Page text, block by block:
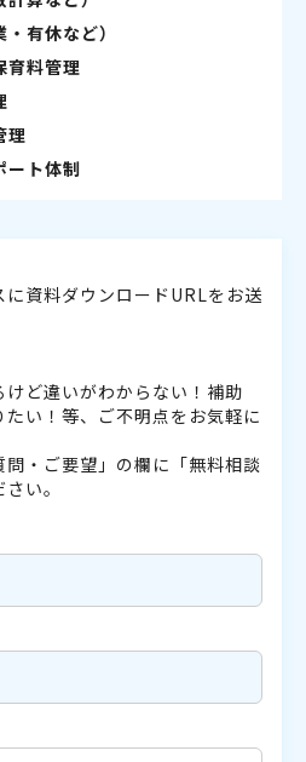
有休など）
育料管理
理
ート体制
に資料ダウンロードURLをお送
ど違いがわからない！補助
い！等、ご不明点をお気軽に
・ご要望」の欄に「無料相談
い。